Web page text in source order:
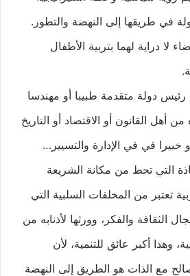
في طريقها إلى النهضة والتطور.
لا دراية لهما بتربية الأطفال
رئيس دولة متقدمة طبيبا أو مهندسا
من أهل القانون أو الاقتصاد أو التاريخ
خبيرا في في الإدارة والتسيير…
التي تحط من مكانة الشريعة
تعتبر من المخلفات السلبية التي
الثقافة والفكر، وورثها لأذنابه من
وهذا أكبر عائق للتنمية، لأن
مع الذات هو الطريق إلى النهضة